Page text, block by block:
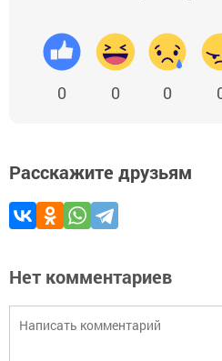
0 0 0
Расскажите друзьям
Нет комментариев